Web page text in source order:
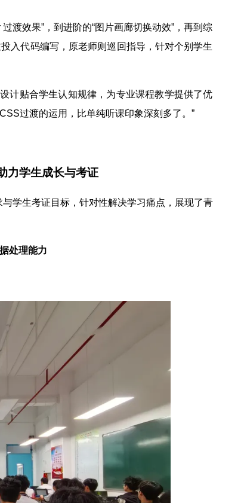
渡效果”，到进阶的“图片画廊切换动效”，再到综
入代码编写，原老师则巡回指导，针对个别学生
计贴合学生认知规律，为专业课程教学提供了优
过渡的运用，比单纯听课印象深刻多了。”
力学生成长与考证
学生考证目标，针对性解决学习痛点，展现了青
处理能力